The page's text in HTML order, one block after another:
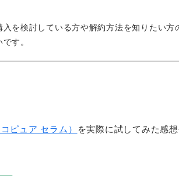
入を検討している方や解約方法を知りたい方
す。
ピュア セラム）
を実際に試してみた感